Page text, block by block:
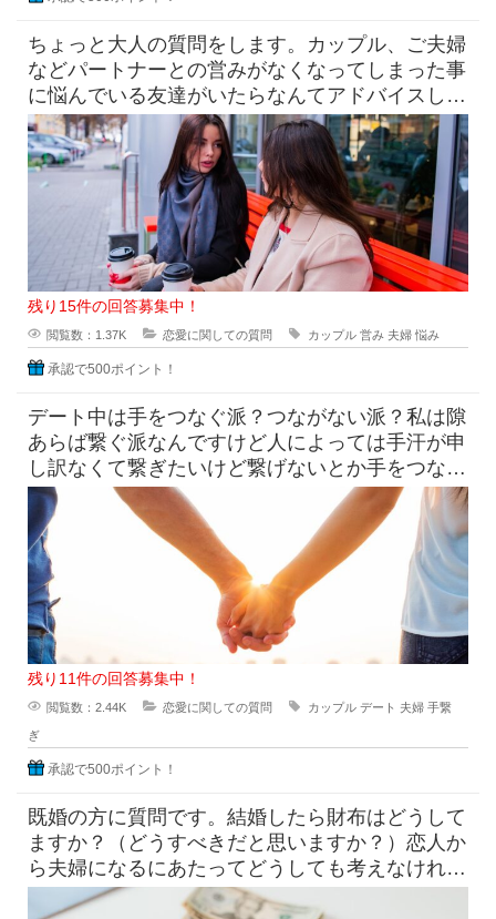
ちょっと大人の質問をします。カップル、ご夫婦
などパートナーとの営みがなくなってしまった事
に悩んでいる友達がいたらなんてアドバイスしま
すか？ 本気で悩んでい
残り15件の回答募集中！
閲覧数：1.37K 恋愛に関しての質問 カップル 営み 夫婦 悩み
承認で500ポイント！
デート中は手をつなぐ派？つながない派？私は隙
あらば繋ぐ派なんですけど人によっては手汗が申
し訳なくて繋ぎたいけど繋げないとか手をつなぐ
と歩きにくい感じがするから嫌
残り11件の回答募集中！
閲覧数：2.44K 恋愛に関しての質問 カップル デート 夫婦 手繋
ぎ
承認で500ポイント！
既婚の方に質問です。結婚したら財布はどうして
ますか？（どうすべきだと思いますか？）恋人か
ら夫婦になるにあたってどうしても考えなければ
ならない"お金"のハナシ。